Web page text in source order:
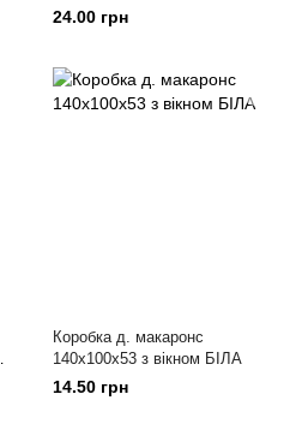
кришкою
24.00 грн
Коробка д. макаронс
140х100х53 з вікном БІЛА
14.50 грн